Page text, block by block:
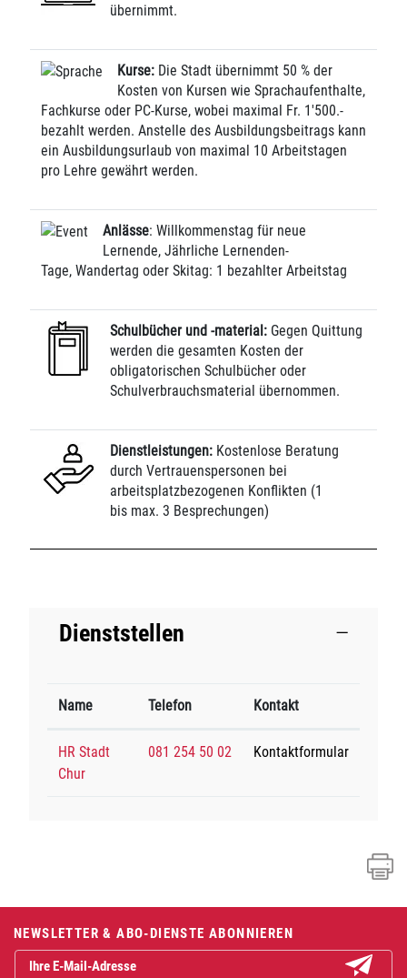
übernimmt.
Kurse: Die Stadt übernimmt 50 % der
Kosten von Kursen wie Sprachaufenthalte,
Fachkurse oder PC-Kurse, wobei maximal Fr. 1'500.-
bezahlt werden. Anstelle des Ausbildungsbeitrags kann
ein Ausbildungsurlaub von maximal 10 Arbeitstagen
pro Lehre gewährt werden.
Anlässe: Willkommenstag für neue
Lernende, Jährliche Lernenden-
Tage, Wandertag oder Skitag: 1 bezahlter Arbeitstag
Schulbücher und -material: Gegen Quittung
werden die gesamten Kosten der
obligatorischen Schulbücher oder
Schulverbrauchsmaterial übernommen.
Dienstleistungen: Kostenlose Beratung
durch Vertrauenspersonen bei
arbeitsplatzbezogenen Konflikten (1
bis max. 3 Besprechungen)
Dienststellen
Name Telefon Kontakt
HR Stadt
Chur
081 254 50 02 Kontaktformular
Fusszeile
NEWSLETTER & ABO-DIENSTE ABONNIEREN